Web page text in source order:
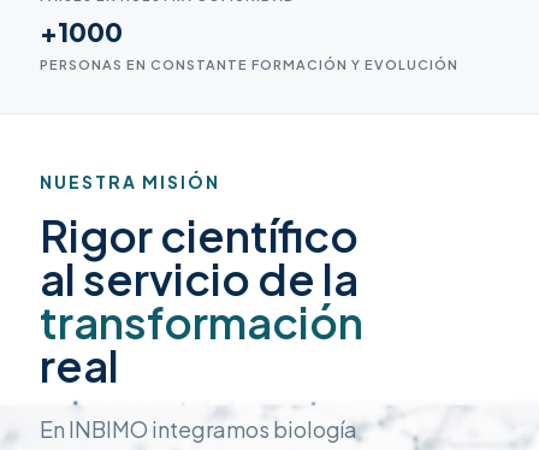
+1000
PERSONAS EN CONSTANTE FORMACIÓN Y EVOLUCIÓN
NUESTRA MISIÓN
Rigor científico
al servicio de la
transformación
real
En INBIMO integramos biología